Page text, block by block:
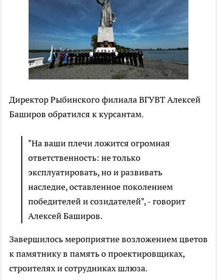
Директор Рыбинского филиала ВГУВТ Алексей
Баширов обратился к курсантам.
"На ваши плечи ложится огромная
ответственность: не только
эксплуатировать, но и развивать
наследие, оставленное поколением
победителей и созидателей", - говорит
Алексей Баширов.
Завершилось мероприятие возложением цветов
к памятнику в память о проектировщиках,
строителях и сотрудниках шлюза.